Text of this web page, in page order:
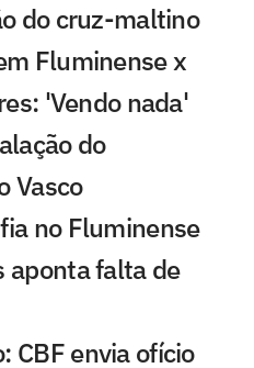
do cruz-maltino
Fluminense x
'Vendo nada'
do
Vasco
no Fluminense
aponta falta de
CBF envia ofício